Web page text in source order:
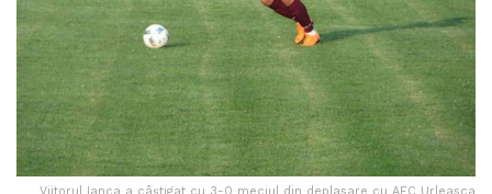
Viitorul Ianca a câștigat cu 3-0 meciul din deplasare cu AFC Urleasca